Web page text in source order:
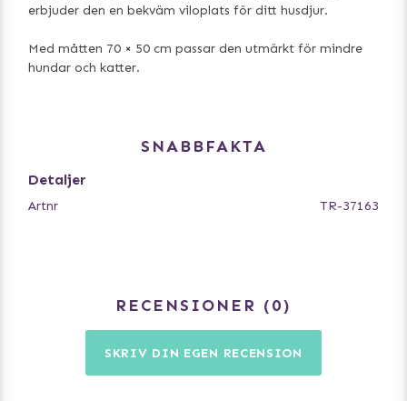
erbjuder den en bekväm viloplats för ditt husdjur.
Med måtten 70 × 50 cm passar den utmärkt för mindre
hundar och katter.
SNABBFAKTA
Detaljer
Artnr TR-37163
RECENSIONER 0
SKRIV DIN EGEN RECENSION